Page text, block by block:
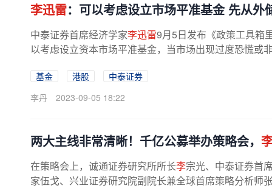
李迅雷：可以考虑设立市场平准基金 先从
中泰证券首席经济学家李迅雷9月5日发布《政策工具箱
以考虑设立资本市场平准基金，当市场出现过度恐慌或
基金 港股
中泰证券
李丹
2023-09-05 18:22
两大主线非常清晰！千亿公募举办策略会，
在策略会上，诚通证券研究所所长李宗光、中泰证券首
家伍戈、兴业证券研究院副院长兼全球首席策略分析师